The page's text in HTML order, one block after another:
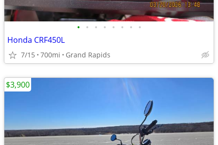
• • • • • • • •
Honda CRF450L
7/15 700mi Grand Rapids
$3,900